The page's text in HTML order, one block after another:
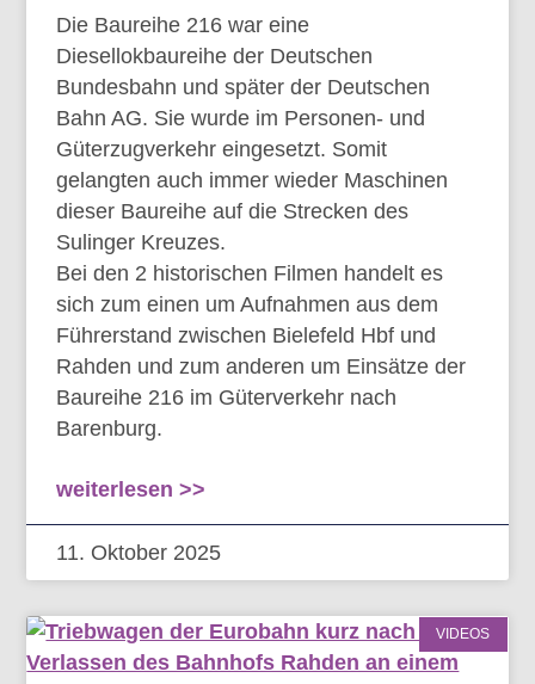
Die Baureihe 216 war eine
Diesellokbaureihe der Deutschen
Bundesbahn und später der Deutschen
Bahn AG. Sie wurde im Personen- und
Güterzugverkehr eingesetzt. Somit
gelangten auch immer wieder Maschinen
dieser Baureihe auf die Strecken des
Sulinger Kreuzes.
Bei den 2 historischen Filmen handelt es
sich zum einen um Aufnahmen aus dem
Führerstand zwischen Bielefeld Hbf und
Rahden und zum anderen um Einsätze der
Baureihe 216 im Güterverkehr nach
Barenburg.
weiterlesen >>
11. Oktober 2025
VIDEOS